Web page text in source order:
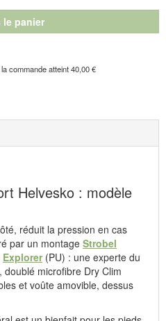
confortables de votre vie !
de l'Industrie, F-67160
le panier
commande atteint 40,00 €
Helvesko : modèle
réduit la pression en cas
par un montage Strobel
Explorer(PU) : une experte du
microfibre Dry Clim
et voûte amovible, dessus